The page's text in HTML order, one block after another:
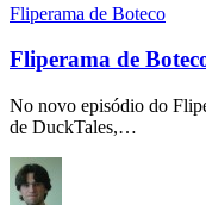
Fliperama de Boteco
Fliperama de
No novo episódio do
de DuckTales,…